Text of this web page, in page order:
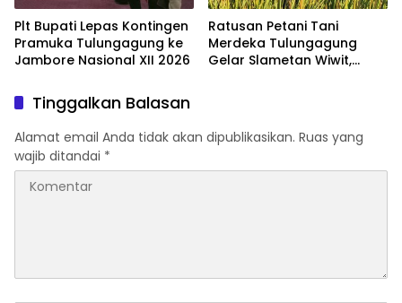
Plt Bupati Lepas Kontingen
Pramuka Tulungagung ke
Jambore Nasional XII 2026
Ratusan Petani Tani
Merdeka Tulungagung
Gelar Slametan Wiwit,
Tinggalkan Balasan
Alamat email Anda tidak akan dipublikasikan. Ruas yang
wajib ditandai *